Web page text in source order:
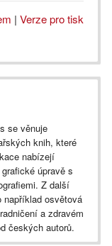
| Verze pro tisk
se věnuje
knih, které
nabízejí
úpravě s
Z další
osvětová
a zdravém
českých autorů.